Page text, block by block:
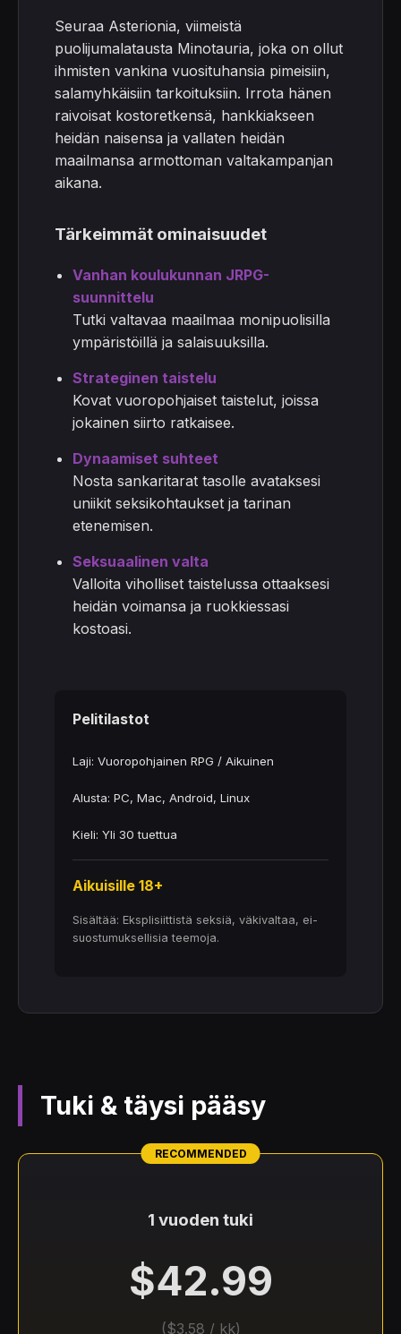
Seuraa Asterionia, viimeistä
puolijumalatausta Minotauria, joka on ollut
ihmisten vankina vuosituhansia pimeisiin,
salamyhkäisiin tarkoituksiin. Irrota hänen
raivoisat kostoretkensä, hankkiakseen
heidän naisensa ja vallaten heidän
maailmansa armottoman valtakampanjan
aikana.
Tärkeimmät ominaisuudet
Vanhan koulukunnan JRPG-
suunnittelu
Tutki valtavaa maailmaa monipuolisilla
ympäristöillä ja salaisuuksilla.
Strateginen taistelu
Kovat vuoropohjaiset taistelut, joissa
jokainen siirto ratkaisee.
Dynaamiset suhteet
Nosta sankaritarat tasolle avataksesi
uniikit seksikohtaukset ja tarinan
etenemisen.
Seksuaalinen valta
Valloita viholliset taistelussa ottaaksesi
heidän voimansa ja ruokkiessasi
kostoasi.
Pelitilastot
Laji: Vuoropohjainen RPG / Aikuinen
Alusta: PC, Mac, Android, Linux
Kieli: Yli 30 tuettua
Aikuisille 18+
Sisältää: Eksplisiittistä seksiä, väkivaltaa, ei-
suostumuksellisia teemoja.
Tuki & täysi pääsy
1 vuoden tuki
$42.99
($3.58 / kk)